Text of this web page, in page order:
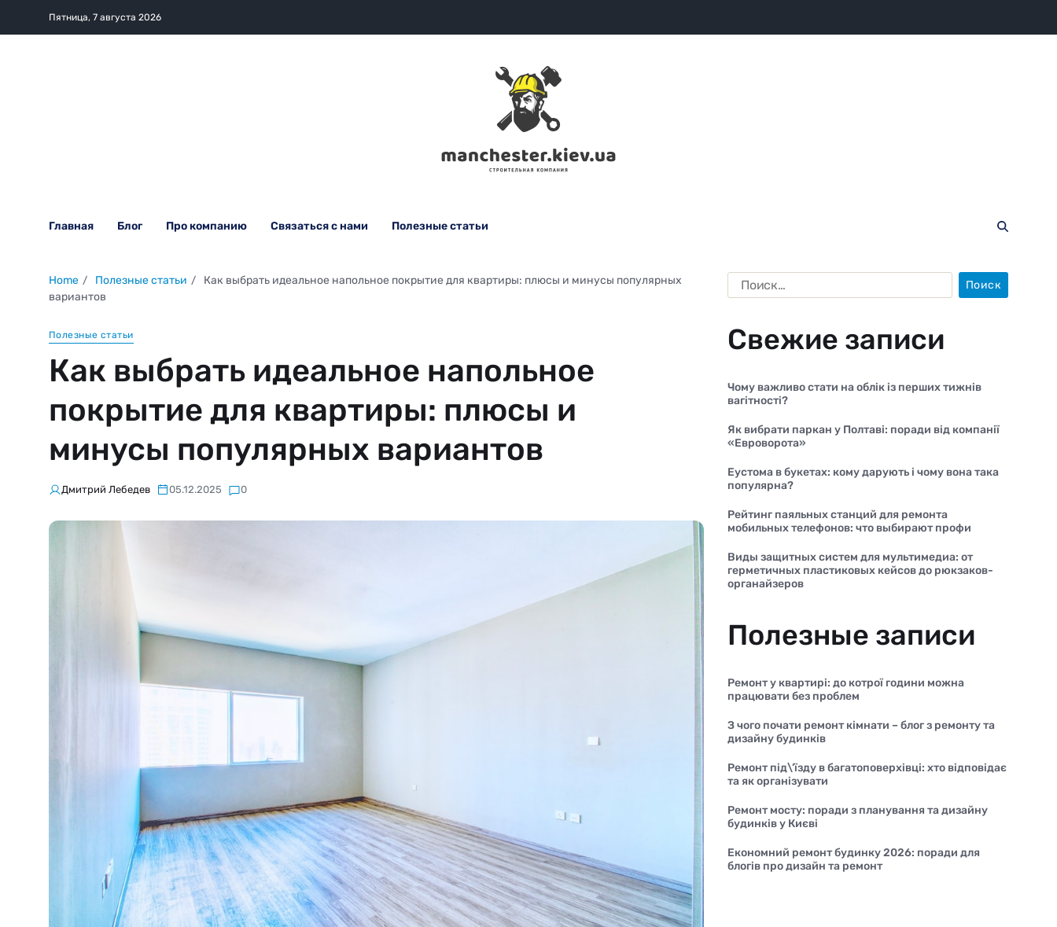
Пятница, 7 августа 2026
Главная Блог Про компанию Связаться с нами Полезные статьи
Home Полезные статьи
Как выбрать идеальное напольное покрытие для квартиры: плюсы и минусы популярных
вариантов
Полезные статьи
Как выбрать идеальное напольное
покрытие для квартиры: плюсы и
минусы популярных вариантов
Дмитрий Лебедев 05.12.2025 0
Свежие записи
Чому важливо стати на облік із перших тижнів
вагітності?
Як вибрати паркан у Полтаві: поради від компанії
«Евроворота»
Еустома в букетах: кому дарують і чому вона така
популярна?
Рейтинг паяльных станций для ремонта
мобильных телефонов: что выбирают профи
Виды защитных систем для мультимедиа: от
герметичных пластиковых кейсов до рюкзаков-
органайзеров
Полезные записи
Ремонт у квартирі: до котрої години можна
працювати без проблем
З чого почати ремонт кімнати – блог з ремонту та
дизайну будинків
Ремонт під\’їзду в багатоповерхівці: хто відповідає
та як організувати
Ремонт мосту: поради з планування та дизайну
будинків у Києві
Економний ремонт будинку 2026: поради для
блогів про дизайн та ремонт